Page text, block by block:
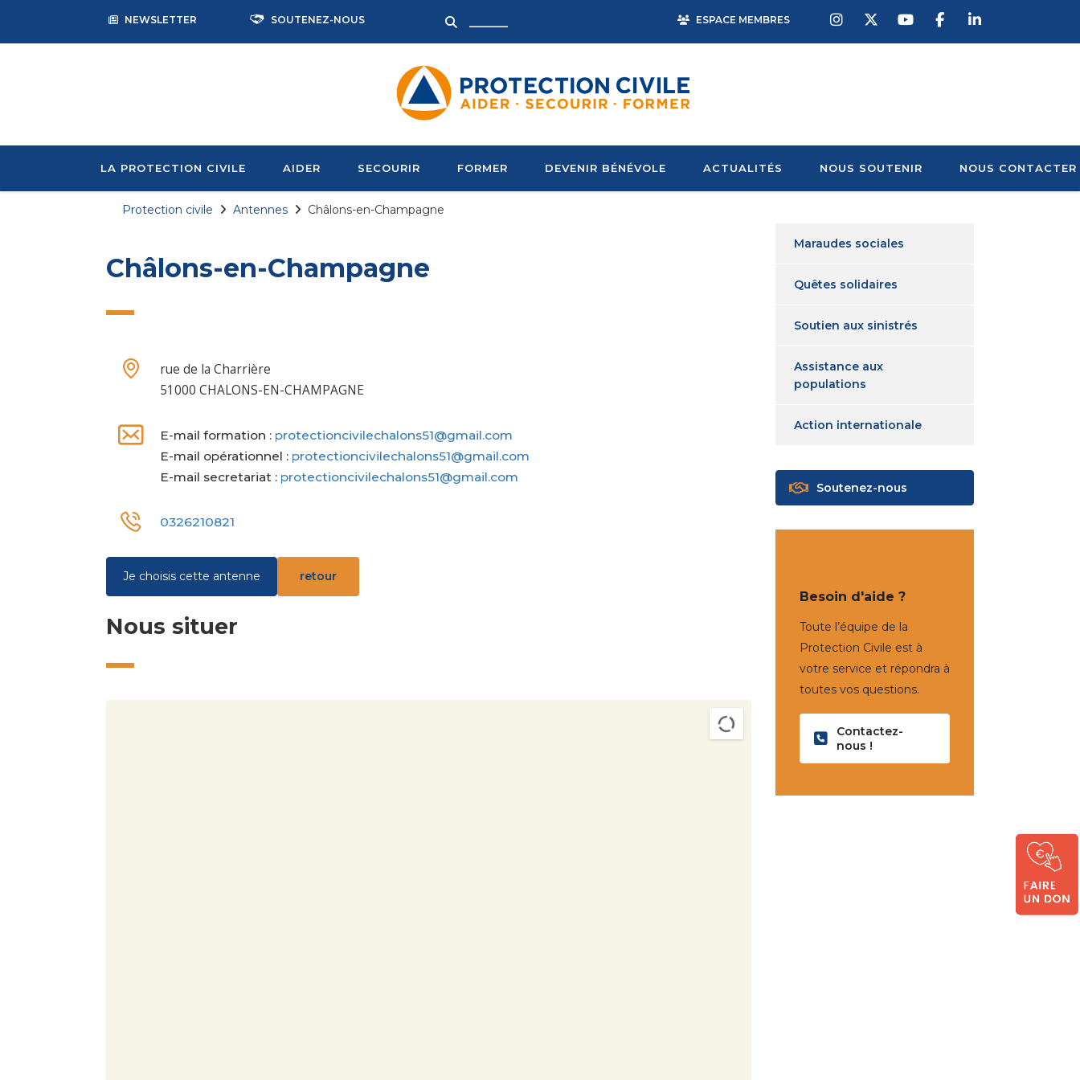
NEWSLETTER SOUTENEZ-NOUS ESPACE MEMBRES
LA PROTECTION CIVILE AIDER SECOURIR FORMER DEVENIR BÉNÉVOLE ACTUALITÉS NOUS SOUTENIR NOUS CONTACTER
Protection civile Antennes Châlons-en-Champagne
Châlons-en-Champagne
rue de la Charrière
51000 CHALONS-EN-CHAMPAGNE
E-mail formation : protectioncivilechalons51@gmail.com
E-mail opérationnel : protectioncivilechalons51@gmail.com
E-mail secretariat : protectioncivilechalons51@gmail.com
0326210821
Je choisis cette antenne retour
Nous situer
Maraudes sociales
Quêtes solidaires
Soutien aux sinistrés
Assistance aux
populations
Action internationale
Soutenez-nous
Besoin d'aide ?
Toute l’équipe de la
Protection Civile est à
votre service et répondra à
toutes vos questions.
Contactez-
nous !